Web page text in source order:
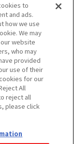
針
標について
to
and ads.
how we use
We may
website
who may
provided
use of their
for our
All
reject all
please click